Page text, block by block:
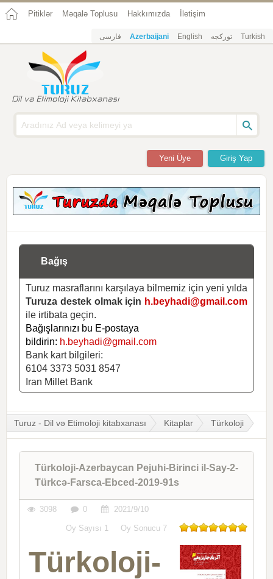
Pitiklər Məqalə Toplusu Hakkımızda İletişim
فارسی Azerbaijani English تورکجه Turkish
Giriş Yap
Yeni Üye
Bağış
Turuz masraflarını karşılaya bilmemiz için yeni yılda
Turuza destek olmak için h.beyhadi@gmail.com
ile irtibata geçin.
Bağışlarınızı bu E-postaya
bildirin: h.beyhadi@gmail.com
Bank kart bilgileri:
6104 3373 5031 8547
Iran Millet Bank
Turuz - Dil və Etimoloji kitabxanası Kitaplar Türkoloji
Türkoloji-Azerbaycan Pejuhi-Birinci il-Say-2-
Türkcə-Farsca-Ebced-2019-91s
3098 0 2021/9/10
Oy Sayısı 1 Oy Sonucu 7
Türkoloji-